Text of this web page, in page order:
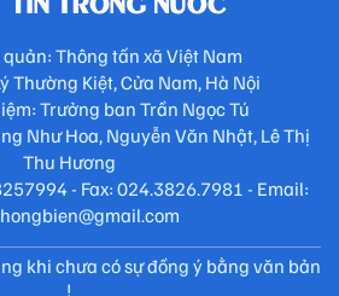
Thông tấn xã Việt Nam
Thường Kiệt, Cửa Nam, Hà Nội
Trưởng ban Trần Ngọc Tú
Như Hoa, Nguyễn Văn Nhật, Lê Thị
Thu Hương
- Fax: 024.3826.7981 - Email:
khi chưa có sự đồng ý bằng văn bản
!